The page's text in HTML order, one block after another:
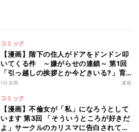
コミック
【漫画】階下の住人がドアをドンドン叩
いてくる件 ～嫌がらせの連鎖～ 第1回
「引っ越しの挨拶とか今どきいる?」育
児も片付けも挨拶も私がやってばかり
1分未満 連載
コミック
【漫画】不倫女が「私」になろうとして
います 第3回 「そういうところが好きだ
よ」サークルのカリスマに告白されて…